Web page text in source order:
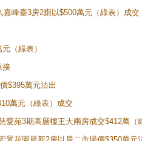
峰臺3房2廁以$500萬元（綠表）成交
（綠表）
接
$395萬元沽出
萬元（綠表）成交
苑3期高層樓王大兩房成交$412萬（